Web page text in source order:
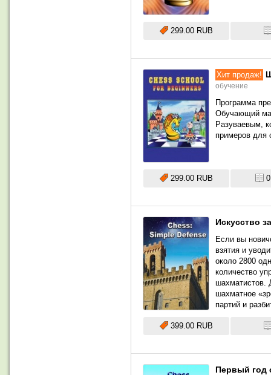
299.00 RUB
Хит продаж!
обучение
Программа
Обучающий
Разуваевым,
примеров для
299.00 RUB
Искусство
Если вы
взятия и
около 2800
количество
шахматистов.
шахматное
партий и
399.00 RUB
Первый год